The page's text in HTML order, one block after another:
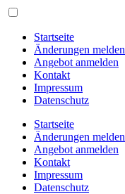
Startseite
Änderungen melden
Angebot anmelden
Kontakt
Impressum
Datenschutz
Startseite
Änderungen melden
Angebot anmelden
Kontakt
Impressum
Datenschutz